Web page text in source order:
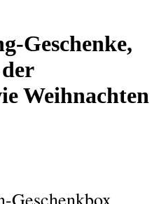
Geschenke,
Weihnachten
Geschenkbox